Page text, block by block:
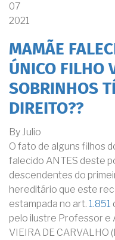
07
2021
MAMÃE
ÚNICO FILHO
SOBRINHOS
DIREITO??
By Julio
O fato de alguns filhos
falecido ANTES deste
descendentes do
hereditário que este
estampada no art. 1.851
pelo ilustre Professor e
VIEIRA DE CARVALHO